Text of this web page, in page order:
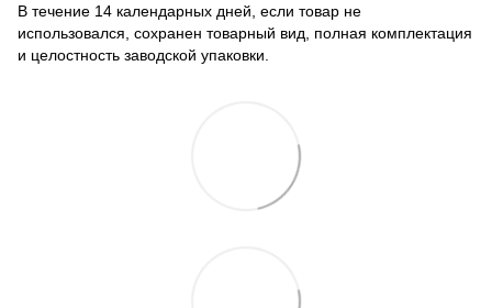
В течение 14 календарных дней, если товар не
использовался, сохранен товарный вид, полная комплектация
и целостность заводской упаковки.